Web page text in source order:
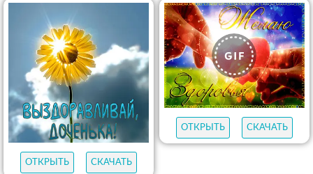
ОТКРЫТЬ СКАЧАТЬ
ОТКРЫТЬ СКАЧАТЬ